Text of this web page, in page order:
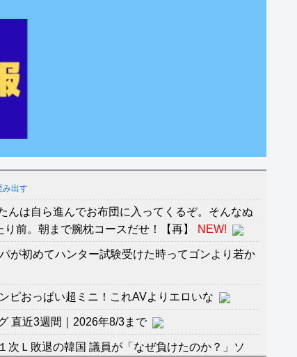
み出す
んは自ら進んでお布団に入ってくるぞ。そんなぬ
前。朝まで腕枕コースだせ！【再】
NEW!
が初めてハンター試験受けた時ってゴンより若か
ピおっぱい超ミニ！これAVよりエロいな
直近3週間｜2026年8/3まで
次Ｌ敗退の韓国 議員が「なぜ負けたのか？」ソ